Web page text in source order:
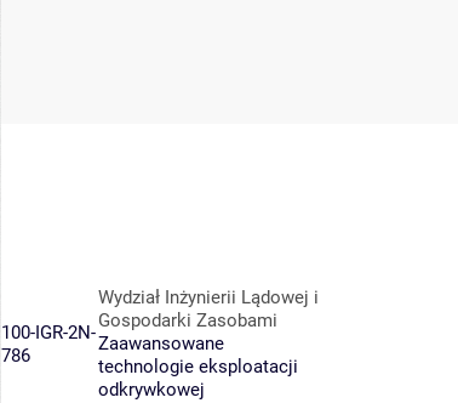
100-IGR-2N-
786
Wydział Inżynierii Lądowej i
Gospodarki Zasobami
Zaawansowane
technologie eksploatacji
odkrywkowej